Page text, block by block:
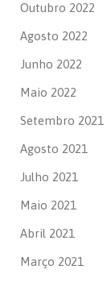
Outubro 2022
Agosto 2022
Junho 2022
Maio 2022
Setembro 2021
Agosto 2021
Julho 2021
Maio 2021
Abril 2021
Março 2021